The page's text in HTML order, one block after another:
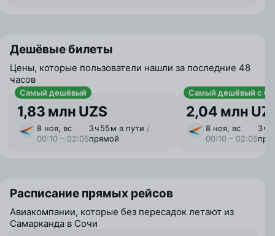
Дешёвые билеты
Цены, которые пользователи нашли за последние 48
часов
Самый дешёвый
1,83 млн UZS
8 ноя, вс
00:10 – 02:05
3 ⁠ч 55 ⁠м в пути /
прямой
Самый дешёвый с
2,04 млн
8 ноя, вс
00:10 – 02:05
3 ⁠ч
Расписание прямых рейсов
Авиакомпании, которые без пересадок летают из
Самарканда в Сочи